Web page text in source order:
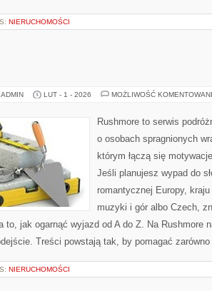
NIERUCHOMOŚCI
LUT - 1 - 2026 MOŻLIWOŚĆ
Rushmore to serwis
o osobach spragnionych
którym łączą się
Jeśli planujesz wypad do
romantycznej Europy,
muzyki i gór albo Czech,
to, jak ogarnąć wyjazd od A do Z. Na Rushmore
Treści powstają tak, by pomagać
NIERUCHOMOŚCI